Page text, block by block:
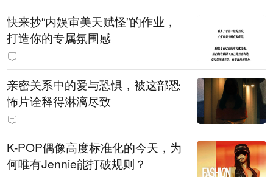
快来抄“内娱审美天赋怪”的作业，
打造你的专属氛围感
亲密关系中的爱与恐惧，被这部恐
怖片诠释得淋漓尽致
K-POP偶像高度标准化的今天，为
何唯有Jennie能打破规则？